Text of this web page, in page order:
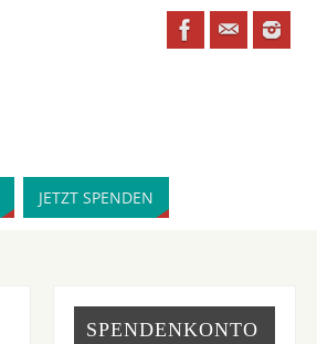
JETZT SPENDEN
SPENDENKONTO